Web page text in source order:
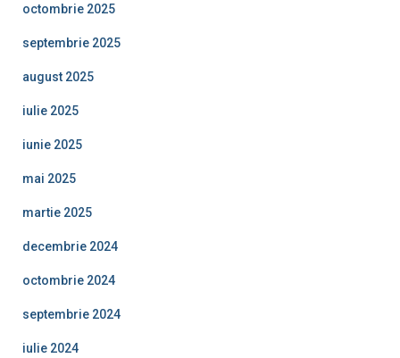
octombrie 2025
septembrie 2025
august 2025
iulie 2025
iunie 2025
mai 2025
martie 2025
decembrie 2024
octombrie 2024
septembrie 2024
iulie 2024